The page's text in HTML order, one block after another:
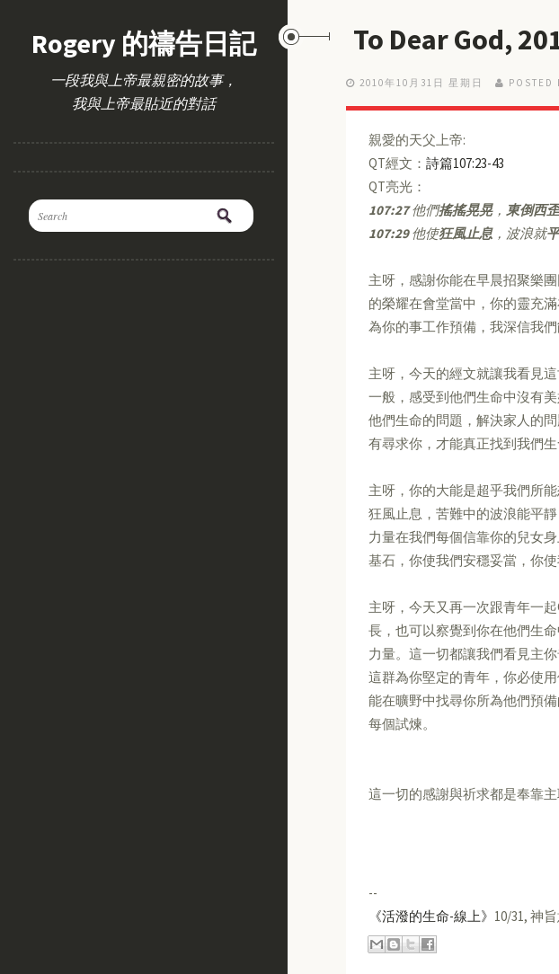
Rogery 的禱告日記
一段我與上帝最親密的故事，
我與上帝最貼近的對話
To Dear God,
2010年10月31日 星期日 POSTED
親愛的天父上帝:
QT經文： 詩篇107:23-43
QT亮光：
107:27他們搖搖晃晃， 東倒西歪
107:29他使狂風止息，波浪就
主呀，感謝你能在早晨招聚樂
的榮耀在會堂當中，你的靈充
為你的事工作預備，我深信我
主呀，今天的經文就讓我看見
一般，感受到他們生命中沒有
他們生命的問題，解決家人的
有尋求你，才能真正找到我們生
主呀，你的大能是超乎我們所
狂風止息，苦難中的波浪能平
力量在我們每個信靠你的兒女
基石，你使我們安穩妥當，你
主呀，今天又再一次跟青年一
長，也可以察覺到你在他們生
力量。這一切都讓我們看見主
這群為你堅定的青年，你必使
能在曠野中找尋你所為他們預
每個試煉。
這一切的感謝與祈求都是奉靠主
--
《活潑的生命-線上》 10/31, 神